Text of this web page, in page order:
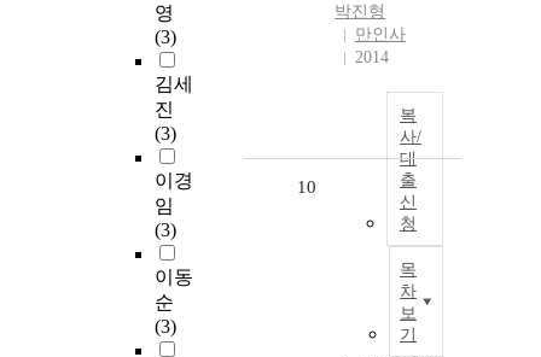
영
(3)
김세
진
(3)
이경
임
(3)
이동
순
(3)
박진형
만인사
2014
복
사/
대
출
신
청
목
차
보
기
10